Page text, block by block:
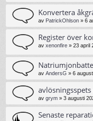
Konvertera
av PatrickOhlson » 6
Register över
av xenonfire » 23 april
av AndersG » 6
av grym » 3 augusti
Senaste